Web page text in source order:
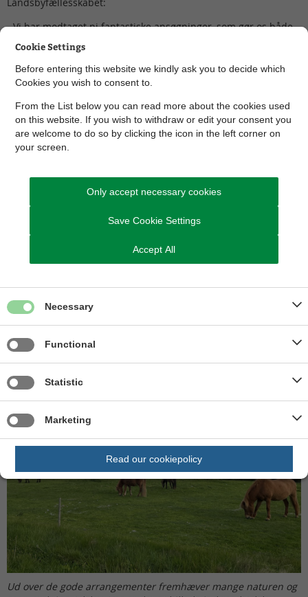
- Vi har modtaget ni fantastiske ansøgninger, som gør os både
pavestolte og vildt imponerede. Det understreger virkelig, at vi
har utroligt mange stærke landsbyer med enormt engagement
og stærke kræfter i hele Skanderborg Kommune.
Læs mere her: Årets Landsby Skanderborg Kommune
Landsbyen har også sin egen repair cafe, hvor borgerne
Ud over de gode arrangementer fremhæver mange naturen og
Cookie Settings
Before entering this website we kindly ask you to decide which
Cookies you wish to consent to.
From the List below you can read more about the cookies used
on this website. If you wish to withdraw or edit your consent you
are welcome to do so by clicking the icon in the left corner on
your screen.
Only accept necessary cookies
Save Cookie Settings
Accept All
Necessary
Functional
Statistic
Marketing
Read our cookiepolicy